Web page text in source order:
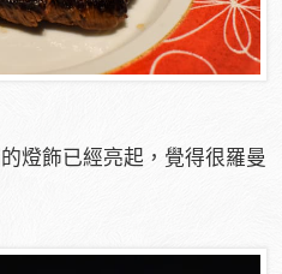
燈飾已經亮起，覺得很羅曼